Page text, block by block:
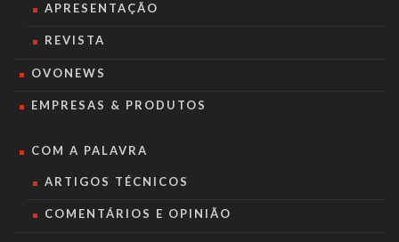
APRESENTAÇÃO
REVISTA
OVONEWS
EMPRESAS & PRODUTOS
COM A PALAVRA
ARTIGOS TÉCNICOS
COMENTÁRIOS E OPINIÃO